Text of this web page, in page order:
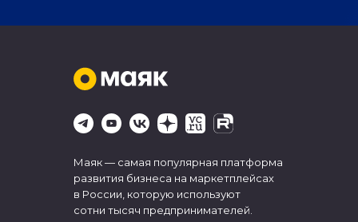
Маяк — самая популярная платформа
развития бизнеса на маркетплейсах
в России, которую используют
сотни тысяч предпринимателей.